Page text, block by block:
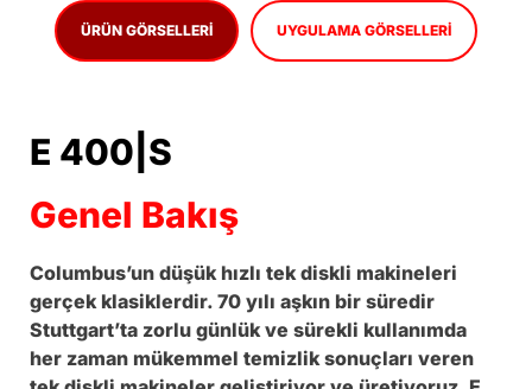
ÜRÜN GÖRSELLERI UYGULAMA GÖRSELLERI
E 400|S
Genel Bakış
Columbus’un düşük hızlı tek diskli makineleri
gerçek klasiklerdir. 70 yılı aşkın bir süredir
Stuttgart’ta zorlu günlük ve sürekli kullanımda
her zaman mükemmel temizlik sonuçları veren